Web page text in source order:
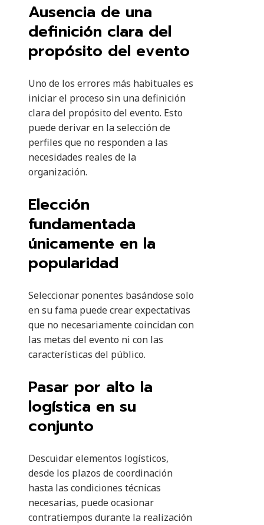
Ausencia de una
definición clara del
propósito del evento
Uno de los errores más habituales es
iniciar el proceso sin una definición
clara del propósito del evento. Esto
puede derivar en la selección de
perfiles que no responden a las
necesidades reales de la
organización.
Elección
fundamentada
únicamente en la
popularidad
Seleccionar ponentes basándose solo
en su fama puede crear expectativas
que no necesariamente coincidan con
las metas del evento ni con las
características del público.
Pasar por alto la
logística en su
conjunto
Descuidar elementos logísticos,
desde los plazos de coordinación
hasta las condiciones técnicas
necesarias, puede ocasionar
contratiempos durante la realización